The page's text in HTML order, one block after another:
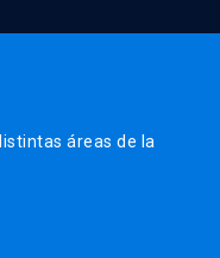
áreas de la